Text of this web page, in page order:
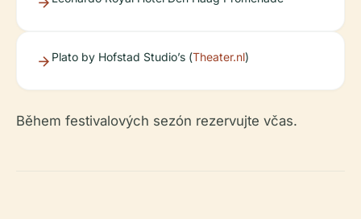
Plato by Hofstad Studio’s (Theater.nl)
Během festivalových sezón rezervujte včas.